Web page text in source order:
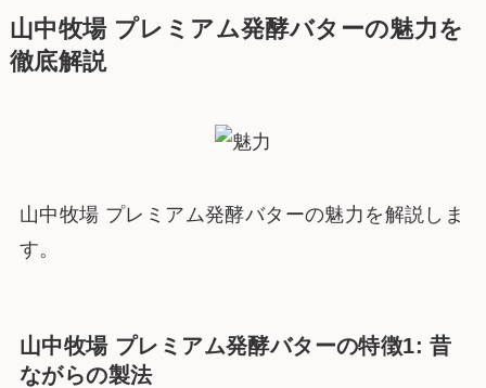
山中牧場 プレミアム発酵バターの魅力を
徹底解説
山中牧場 プレミアム発酵バターの魅力を解説しま
す。
山中牧場 プレミアム発酵バターの特徴1: 昔
ながらの製法